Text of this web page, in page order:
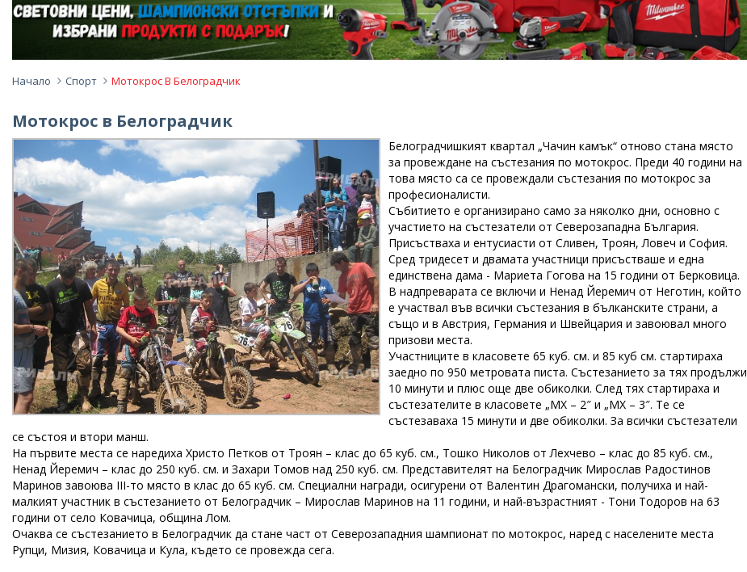
Начало Спорт Мотокрос В Белоградчик
Мотокрос в Белоградчик
Белоградчишкият квартал „Чачин камък“ отново стана място
за провеждане на състезания по мотокрос. Преди 40 години на
това място са се провеждали състезания по мотокрос за
професионалисти.
Събитието е организирано само за няколко дни, основно с
участието на състезатели от Северозападна България.
Присъстваха и ентусиасти от Сливен, Троян, Ловеч и София.
Сред тридесет и двамата участници присъстваше и една
единствена дама - Мариета Гогова на 15 години от Берковица.
В надпреварата се включи и Ненад Йеремич от Неготин, който
е участвал във всички състезания в бълканските страни, а
също и в Австрия, Германия и Швейцария и завоювал много
призови места.
Участниците в класовете 65 куб. см. и 85 куб см. стартираха
заедно по 950 метровата писта. Състезанието за тях продължи
10 минути и плюс още две обиколки. След тях стартираха и
състезателите в класовете „МХ – 2″ и „МХ – 3″. Те се
състезаваха 15 минути и две обиколки. За всички състезатели
се състоя и втори манш.
На първите места се наредиха Христо Петков от Троян – клас до 65 куб. см., Тошко Николов от Лехчево – клас до 85 куб. см.,
Ненад Йеремич – клас до 250 куб. см. и Захари Томов над 250 куб. см. Представителят на Белоградчик Мирослав Радостинов
Маринов завоюва ІІІ-то място в клас до 65 куб. см. Специални награди, осигурени от Валентин Драгомански, получиха и най-
малкият участник в състезанието от Белоградчик – Мирослав Маринов на 11 години, и най-възрастният - Тони Тодоров на 63
години от село Ковачица, община Лом.
Очаква се състезанието в Белоградчик да стане част от Северозападния шампионат по мотокрос, наред с населените места
Рупци, Мизия, Ковачица и Кула, където се провежда сега.